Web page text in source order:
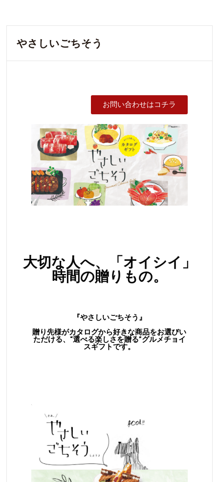
やさしいごちそう
お問い合わせはコチラ
大切な人へ、「オイシイ」
時間の贈りもの。
『やさしいごちそう』
贈り先様がカタログから好きな商品をお選びい
ただける、“選べる楽しさを贈る”グルメチョイ
スギフトです。